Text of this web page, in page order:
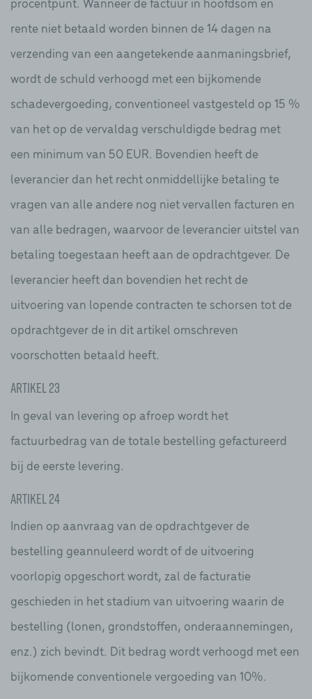
rente niet betaald worden binnen de 14 dagen na
verzending van een aangetekende aanmaningsbrief,
wordt de schuld verhoogd met een bijkomende
schadevergoeding, conventioneel vastgesteld op 15 %
van het op de vervaldag verschuldigde bedrag met
een minimum van 50 EUR. Bovendien heeft de
leverancier dan het recht onmiddellijke betaling te
vragen van alle andere nog niet vervallen facturen en
van alle bedragen, waarvoor de leverancier uitstel van
betaling toegestaan heeft aan de opdrachtgever. De
leverancier heeft dan bovendien het recht de
uitvoering van lopende contracten te schorsen tot de
opdrachtgever de in dit artikel omschreven
voorschotten betaald heeft.
Artikel 23
In geval van levering op afroep wordt het
factuurbedrag van de totale bestelling gefactureerd
bij de eerste levering.
Artikel 24
Indien op aanvraag van de opdrachtgever de
bestelling geannuleerd wordt of de uitvoering
voorlopig opgeschort wordt, zal de facturatie
geschieden in het stadium van uitvoering waarin de
bestelling (lonen, grondstoffen, onderaannemingen,
enz.) zich bevindt. Dit bedrag wordt verhoogd met een
bijkomende conventionele vergoeding van 10%.